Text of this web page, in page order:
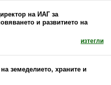
на ИАГ за
и развитието на
изтегли
земеделието, храните и